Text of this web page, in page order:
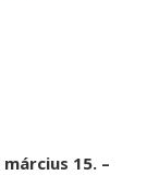
március 15. –